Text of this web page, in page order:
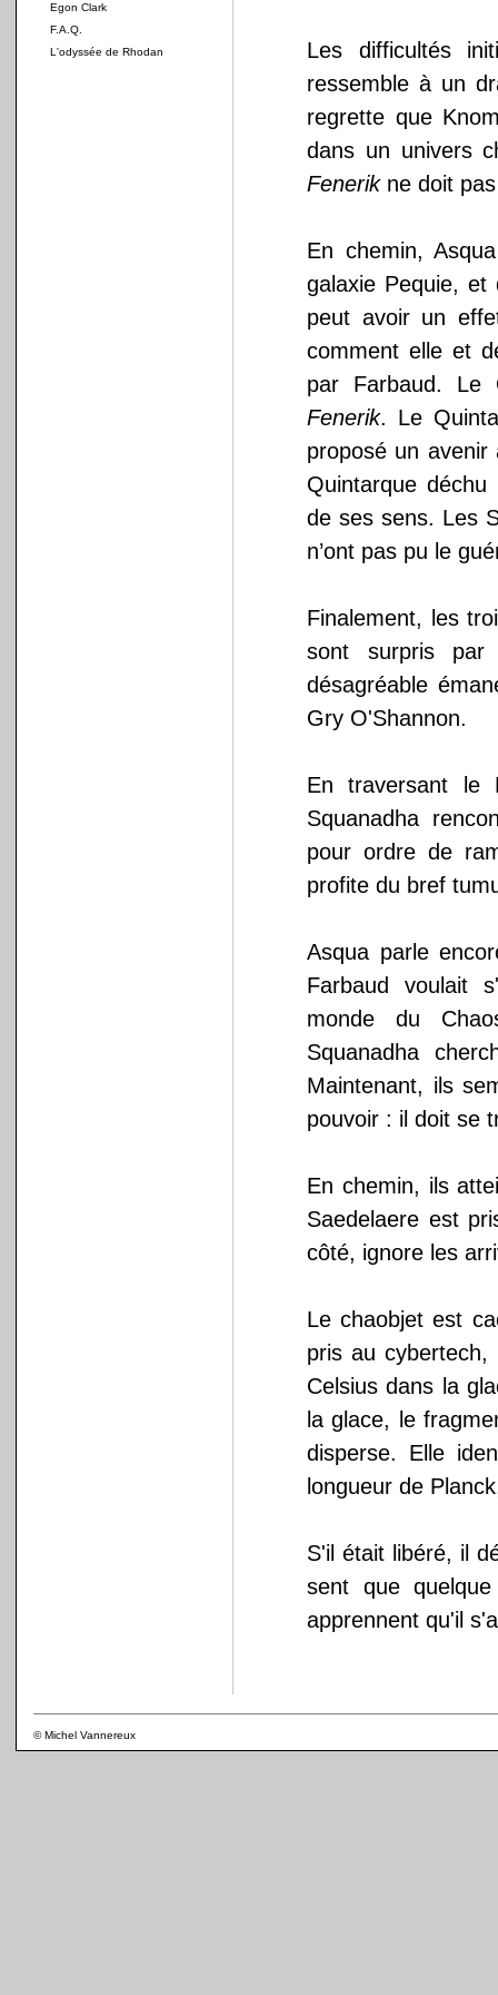
Egon Clark
F.A.Q.
L'odyssée de Rhodan
Les difficultés
ressemble à un
regrette que
dans un univers
Fenerikne doit pas
En chemin,
galaxie Pequie, et
peut avoir un
comment elle et
par Farbaud. Le
Fenerik. Le
proposé un
Quintarque
de ses sens. Les
n’ont pas pu le
Finalement, les
sont surpris
désagréable
Gry O'Shannon.
En traversant le
Squanadha
pour ordre de
profite du bref
Asqua parle
Farbaud voulait
monde du
Squanadha
Maintenant, ils
pouvoir : il doit se
En chemin, ils
Saedelaere est
côté, ignore les
Le chaobjet est
pris au
Celsius dans la
la glace, le
disperse. Elle
longueur de
S'il était libéré, il
sent que
apprennent qu'il
© Michel Vannereux